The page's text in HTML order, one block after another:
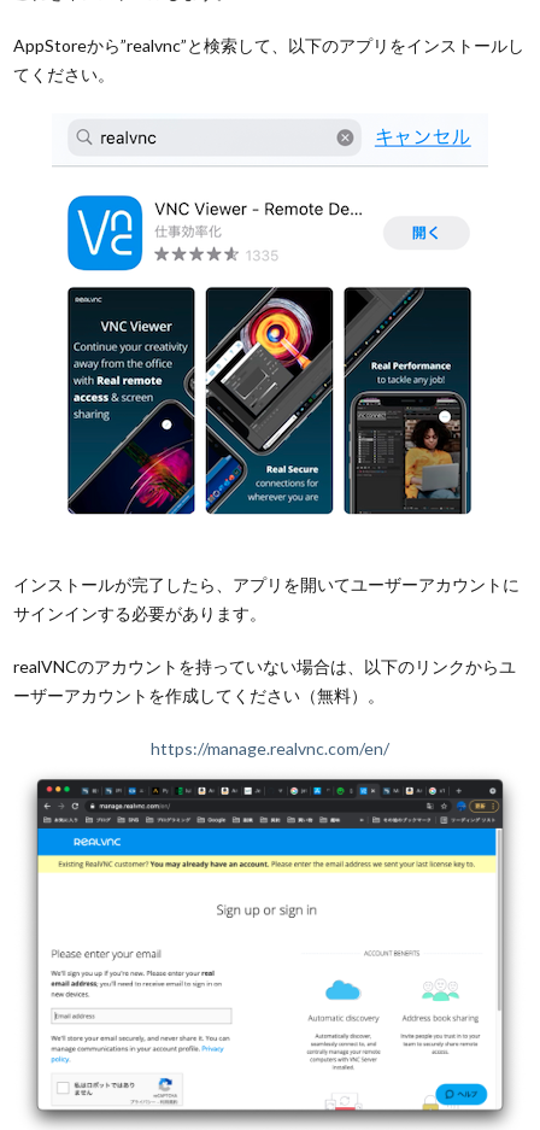
AppStoreから”realvnc”と検索して、以下のアプリをインストールし
てください。
インストールが完了したら、アプリを開いてユーザーアカウントに
サインインする必要があります。
realVNCのアカウントを持っていない場合は、以下のリンクからユ
ーザーアカウントを作成してください（無料）。
https://manage.realvnc.com/en/